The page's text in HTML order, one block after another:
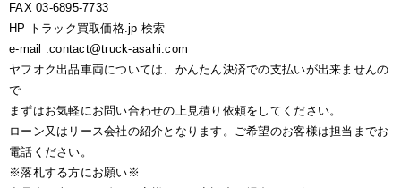
FAX 03-6895-7733
HP トラック買取価格.jp 検索
e-mail :contact@truck-asahi.com
ヤフオク出品車両については、かんたん決済での支払いが出来ませんの
で
まずはお気軽にお問い合わせの上見積り依頼をしてください。
ローン又はリース会社の紹介となります。ご希望のお客様は担当までお
電話ください。
※落札する方にお願い※